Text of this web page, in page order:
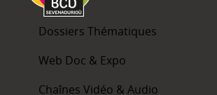
Dossiers Thématiques
Web Doc & Expo
Chaînes Vidéo & Audio